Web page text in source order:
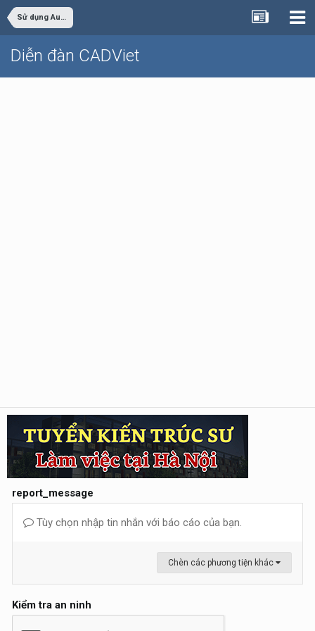
Sử dụng AutoCAD
Diễn đàn CADViet
report_message
Tùy chọn nhập tin nhắn với báo cáo của bạn.
Chèn các phương tiện khác
Kiểm tra an ninh